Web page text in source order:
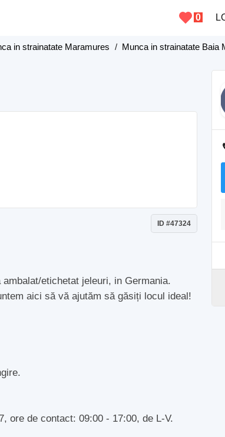
0
in strainatate Maramures / Munca in strainatate Baia
ID #47324
etichetat jeleuri, in Germania.
aici să vă ajutăm să găsiți locul ideal!
ore de contact: 09:00 - 17:00, de L-V.